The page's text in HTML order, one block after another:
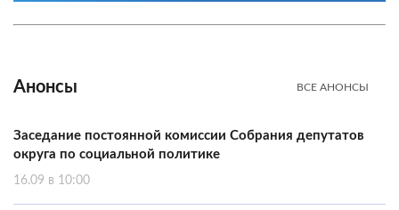
Анонсы ВСЕ АНОНСЫ
Заседание постоянной комиссии Собрания депутатов
округа по социальной политике
16.09 в 10:00